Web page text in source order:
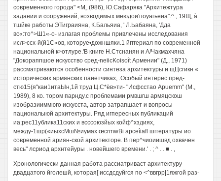
современного города" <М„ (986), Ю.Сафаряка "Архитежтура
задании и сооружений, возводимых меюдои'поуагьеиа":^., 19Щ, à
тшйке работы ЭТиграияна, К.Бальяиа, ' Л.Ьабаяна, 'Дда
вс«:то^>Ш1«-о- излагая проблемы привлечены исследования
исл>ссх-й(й1С«ов, которуе•дожншяки.1 йгггериал по современной
национальной к>отлуре.'В книге Н.Стснанян и А/Чакмахчяна
"Докораппшое искусство сред-neiicKoisoît Армении" (Д., 1971)
рассматриваются особенности синтеза архитектуры и щЦсгикн «
исторических армянских паиетчиках, .Особый интерес пред-
стю15(я"каи1итаЫн,1й труд Ц.С*ёв»ти- "Исфсстао Apuemm" (M.,
1989), 8 ко. тором парнду.с проблемами рмвшгш армяцскош
изобразииммюго искусста, автор затрапшает и вопросы
пационалыюй архитектуры. Ряд игпересных публикаций
иа;рес11ублика11ских и всссоюзйых койф^хздиях,
между-1шр(«иыхсМш№иумах œcrmwBi apceîiafl шггературы ио
современной ариян-ской архитекторе. В пер^чиоиишвд охвачен
весь" лсриод архнтейуры . новейшего времени.' . ; ^ . . ■ . ,
Хронологически данная работа рассиатриваст архитектуру
двадцатого йголешй, которая[ иссдсдуйгся по <^ввгрр|1яжгой раз-